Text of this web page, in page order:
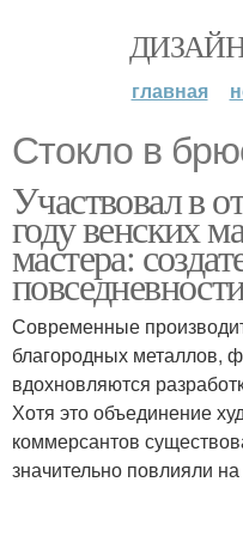
главная
Стокло в
Участвовал в
году венских
мастера:
Современные
благородных металлов,
вдохновляются
Хотя это объединение
коммерсантов
значительно повлияли